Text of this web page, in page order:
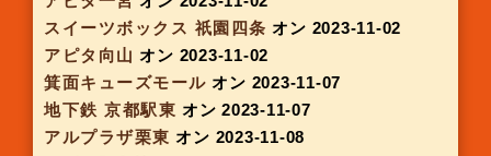
山科駅
オン 2023-10-04
アピタ安城南店
オン 2023-10-05
アピタ大府店
アピタ大和郡山
オン 2023-10-05
近鉄meets sweets難波
イオンモール 佐賀大和